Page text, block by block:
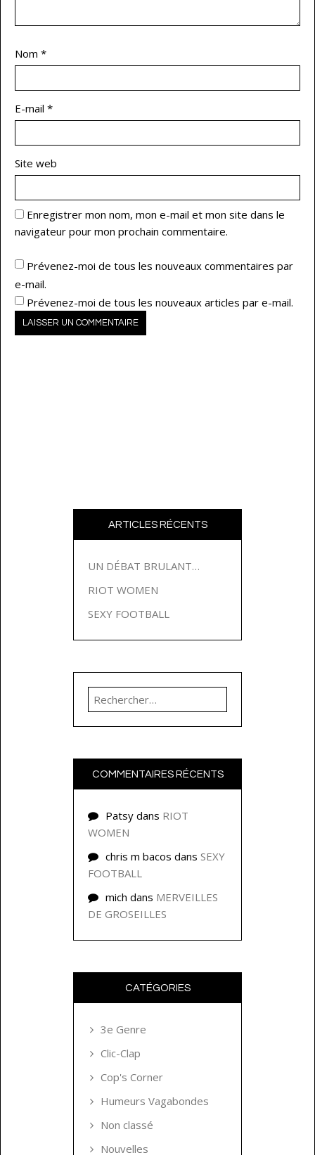
Nom *
E-mail *
Site web
Enregistrer mon nom, mon e-mail et mon site dans le
navigateur pour mon prochain commentaire.
Prévenez-moi de tous les nouveaux commentaires par
e-mail.
Prévenez-moi de tous les nouveaux articles par e-mail.
ARTICLES RÉCENTS
UN DÉBAT BRULANT…
RIOT WOMEN
SEXY FOOTBALL
Rechercher :
COMMENTAIRES RÉCENTS
Patsy dans RIOT
WOMEN
chris m bacos dans SEXY
FOOTBALL
mich dans MERVEILLES
DE GROSEILLES
CATÉGORIES
3e Genre
Clic-Clap
Cop's Corner
Humeurs Vagabondes
Non classé
Nouvelles